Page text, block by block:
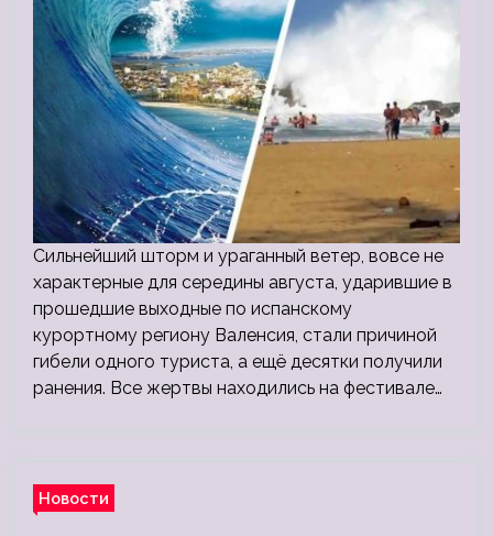
Сильнейший шторм и ураганный ветер, вовсе не
характерные для середины августа, ударившие в
прошедшие выходные по испанскому
курортному региону Валенсия, стали причиной
гибели одного туриста, а ещё десятки получили
ранения. Все жертвы находились на фестивале…
Новости